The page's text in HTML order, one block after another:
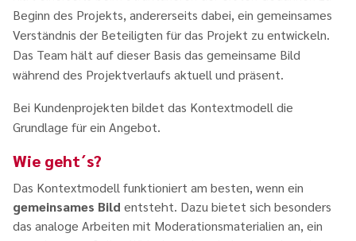
Beginn des Projekts, andererseits dabei, ein gemeinsames
Verständnis der Beteiligten für das Projekt zu entwickeln.
Das Team hält auf dieser Basis das gemeinsame Bild
während des Projektverlaufs aktuell und präsent.
Bei Kundenprojekten bildet das Kontextmodell die
Grundlage für ein Angebot.
Wie geht´s?
Das Kontextmodell funktioniert am besten, wenn ein
gemeinsames Bild entsteht. Dazu bietet sich besonders
das analoge Arbeiten mit Moderationsmaterialien an, ein